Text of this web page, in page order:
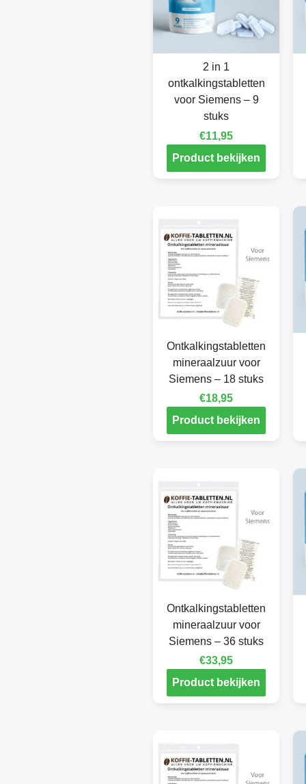
2 in 1
ontkalkingstabletten
voor Siemens – 9
stuks
€11,95
Product bekijken
Ontkalkingstabletten
mineraalzuur voor
Siemens – 18 stuks
€18,95
Product bekijken
Ontkalkingstabletten
mineraalzuur voor
Siemens – 36 stuks
€33,95
Product bekijken